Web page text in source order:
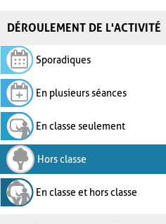
DÉROULEMENT DE L'ACTIVITÉ
Sporadiques
En plusieurs séances
En classe seulement
Hors classe
En classe et hors classe